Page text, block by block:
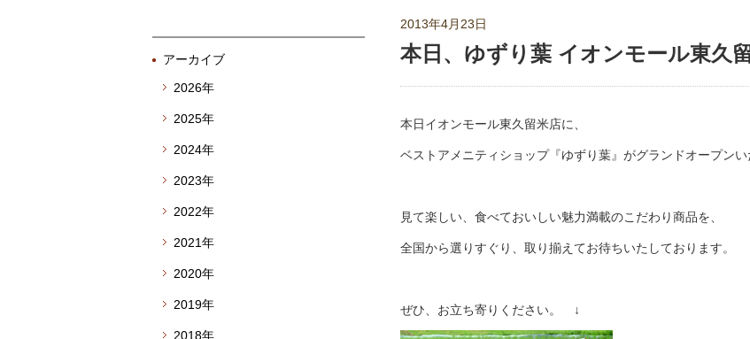
2013年4月23日
本日、ゆずり葉 イオンモール東
本日イオンモール東久留米店に、
ベストアメニティショップ『ゆずり葉』がグランドオープンい
見て楽しい、食べておいしい魅力満載のこだわり商品を、
全国から選りすぐり、取り揃えてお待ちいたしております。
ぜひ、お立ち寄りください。 ↓
アーカイブ
2026年
2025年
2024年
2023年
2022年
2021年
2020年
2019年
2018年